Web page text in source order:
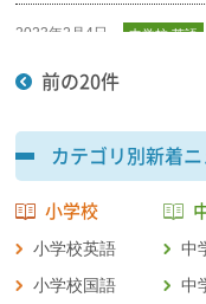
2023年2月4日 中学校 英語
【English Coffee Break】『
載しました。
2023年1月5日 中学校 英語
【English Coffee Break】『
載しました。
前の20件
カテゴリ別新着
小学校
小学校英語
小学校国語
中
中